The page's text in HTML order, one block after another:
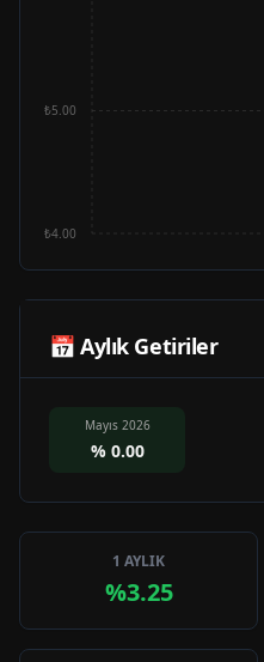
₺4.00
₺5.00
📅 Aylık Getiriler
Mayıs 2026
% 0.00
1 AYLIK
%3.25